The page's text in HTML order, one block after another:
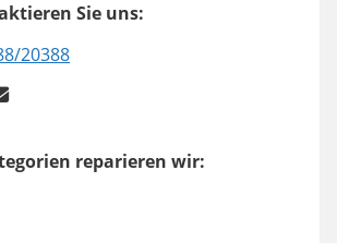
Sie uns:
20388
reparieren wir: